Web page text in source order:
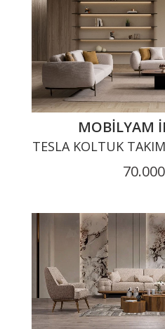
MOBILYAM
TESLA KOLTUK